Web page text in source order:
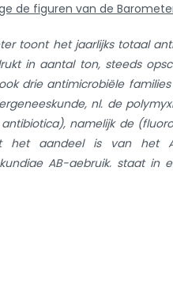
de figuren van de
toont het jaarlijks totaal
in aantal ton, steeds
drie antimicrobiële
nl. de
namelijk de
het aandeel is van het
AB-gebruik, staat